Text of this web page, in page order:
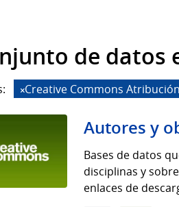
de datos
Creative Commons
Autores y
Bases de datos
disciplinas y
enlaces de